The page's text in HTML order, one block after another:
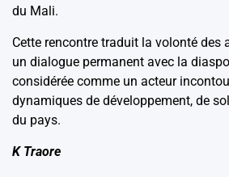
du Mali.
Cette rencontre traduit la volonté des
un dialogue permanent avec la
considérée comme un acteur
dynamiques de développement, de
du pays.
K Traore